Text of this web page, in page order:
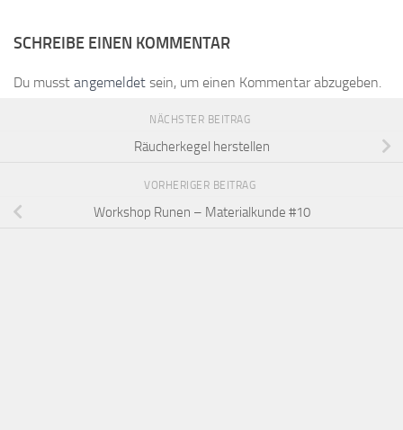
SCHREIBE EINEN KOMMENTAR
Du musst angemeldet sein, um einen Kommentar abzugeben.
NÄCHSTER BEITRAG
Räucherkegel herstellen
VORHERIGER BEITRAG
Workshop Runen – Materialkunde #10